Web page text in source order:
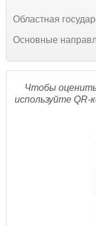
Областная
Основные
Чтобы оценить
используйте QR-